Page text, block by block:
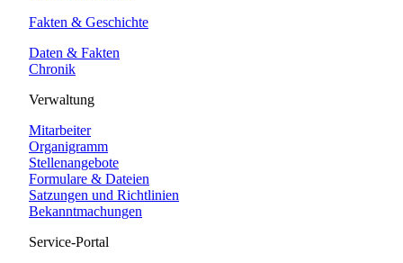
Fakten & Geschichte
Daten & Fakten
Chronik
Verwaltung
Mitarbeiter
Organigramm
Stellenangebote
Formulare & Dateien
Satzungen und Richtlinien
Bekanntmachungen
Service-Portal